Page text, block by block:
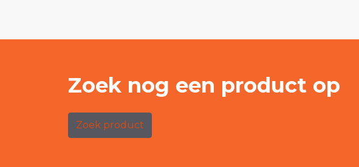
Zoek nog een product op
Zoek product